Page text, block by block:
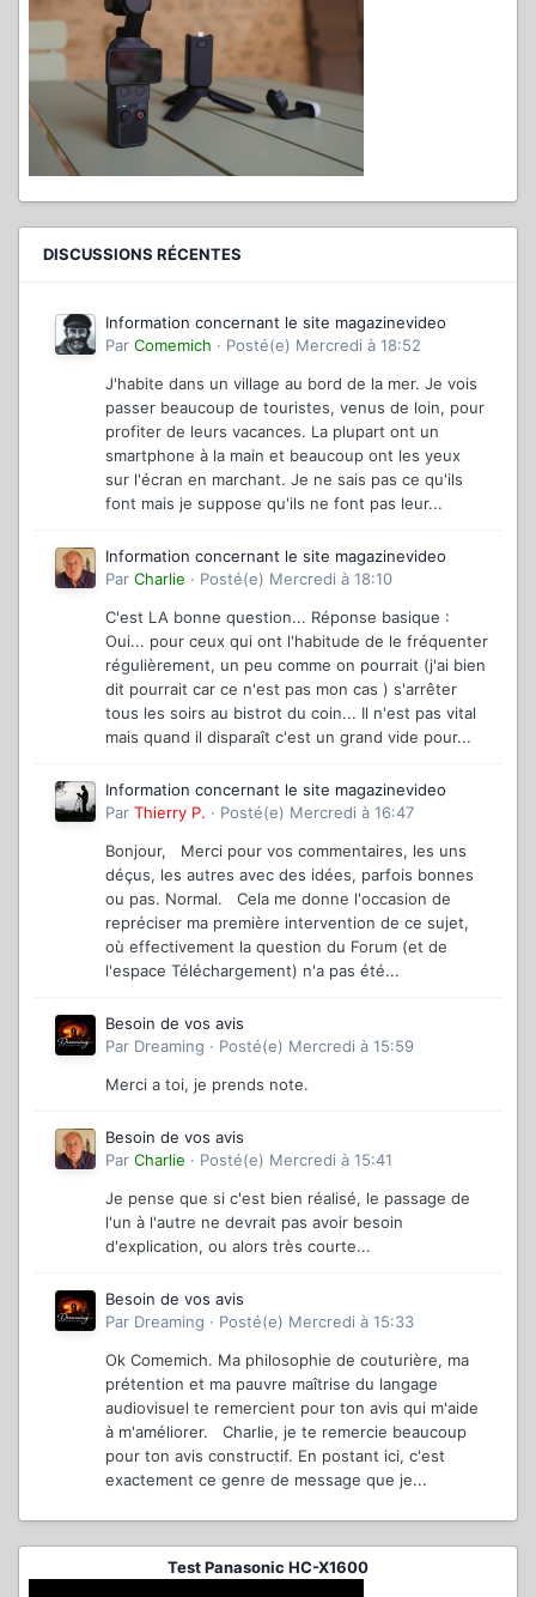
DISCUSSIONS RÉCENTES
Information concernant le site magazinevideo
Par Comemich · Posté(e) Mercredi à 18:52
J'habite dans un village au bord de la mer. Je vois
passer beaucoup de touristes, venus de loin, pour
profiter de leurs vacances. La plupart ont un
smartphone à la main et beaucoup ont les yeux
sur l'écran en marchant. Je ne sais pas ce qu'ils
font mais je suppose qu'ils ne font pas leur...
Information concernant le site magazinevideo
Par Charlie · Posté(e) Mercredi à 18:10
C'est LA bonne question... Réponse basique :
Oui... pour ceux qui ont l'habitude de le fréquenter
régulièrement, un peu comme on pourrait (j'ai bien
dit pourrait car ce n'est pas mon cas ) s'arrêter
tous les soirs au bistrot du coin... Il n'est pas vital
mais quand il disparaît c'est un grand vide pour...
Information concernant le site magazinevideo
Par Thierry P. · Posté(e) Mercredi à 16:47
Bonjour, Merci pour vos commentaires, les uns
déçus, les autres avec des idées, parfois bonnes
ou pas. Normal. Cela me donne l'occasion de
repréciser ma première intervention de ce sujet,
où effectivement la question du Forum (et de
l'espace Téléchargement) n'a pas été...
Besoin de vos avis
Par Dreaming · Posté(e) Mercredi à 15:59
Merci a toi, je prends note.
Besoin de vos avis
Par Charlie · Posté(e) Mercredi à 15:41
Je pense que si c'est bien réalisé, le passage de
l'un à l'autre ne devrait pas avoir besoin
d'explication, ou alors très courte...
Besoin de vos avis
Par Dreaming · Posté(e) Mercredi à 15:33
Ok Comemich. Ma philosophie de couturière, ma
prétention et ma pauvre maîtrise du langage
audiovisuel te remercient pour ton avis qui m'aide
à m'améliorer. Charlie, je te remercie beaucoup
pour ton avis constructif. En postant ici, c'est
exactement ce genre de message que je...
Test Panasonic HC-X1600